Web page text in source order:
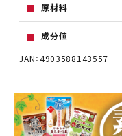
原材料
成分値
JAN：4903588143557